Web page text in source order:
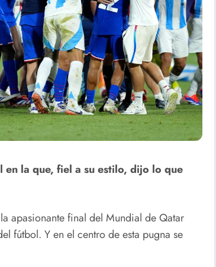
en la que, fiel a su estilo, dijo lo que
apasionante final del Mundial de Qatar
fútbol. Y en el centro de esta pugna se